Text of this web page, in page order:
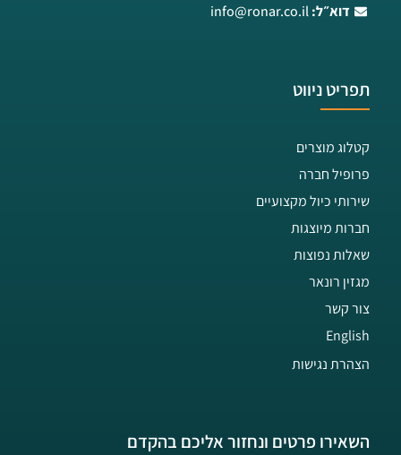
דוא״ל: info@ronar.co.il
תפריט ניווט
קטלוג מוצרים
פרופיל חברה
שירותי כיול מקצועיים
חברות מיוצגות
שאלות נפוצות
מגזין רונאר
צור קשר
English
הצהרת נגישות
השאירו פרטים ונחזור אליכם בהקדם​​